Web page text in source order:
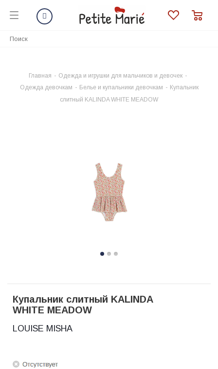
Главная - Одежда и игрушки для мальчиков и девочек -
Одежда девочкам - Белье и купальники девочкам - Купальник
слитный KALINDA WHITE MEADOW
Купальник слитный KALINDA
WHITE MEADOW
LOUISE MISHA